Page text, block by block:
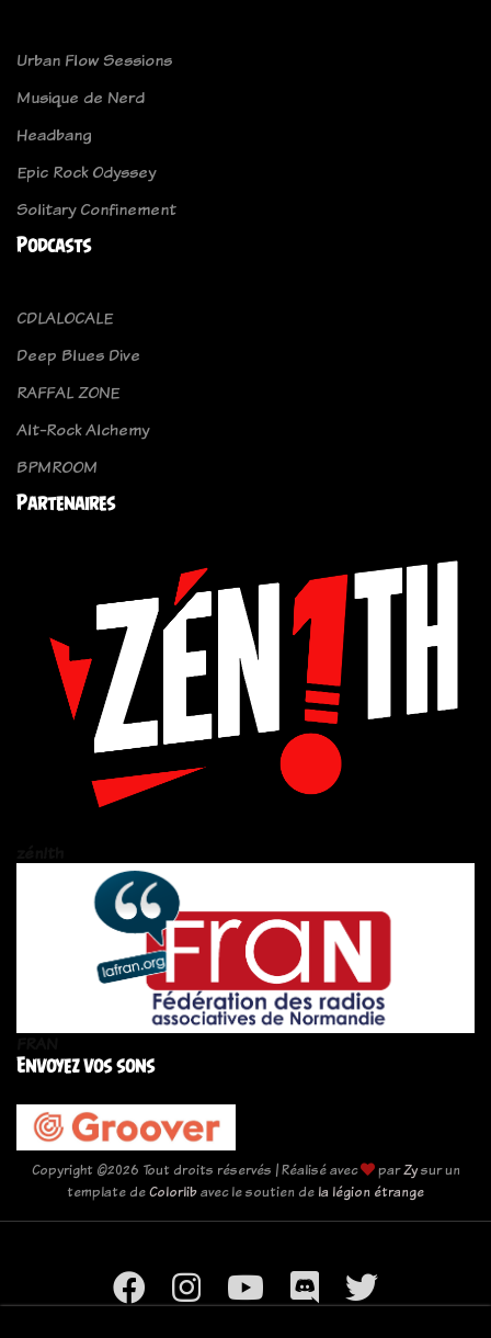
Urban Flow Sessions
Musique de Nerd
Headbang
Epic Rock Odyssey
Solitary Confinement
Podcasts
CDLALOCALE
Deep Blues Dive
RAFFAL ZONE
Alt-Rock Alchemy
BPMROOM
Partenaires
Envoyez vos sons
Copyright ©2026 Tout droits réservés | Réalisé avec parZysur un
template deColorlibavec le soutien de la légion étrange